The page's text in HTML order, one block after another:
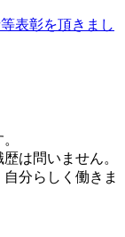
表彰を頂きまし
は問いません。
分らしく働きま